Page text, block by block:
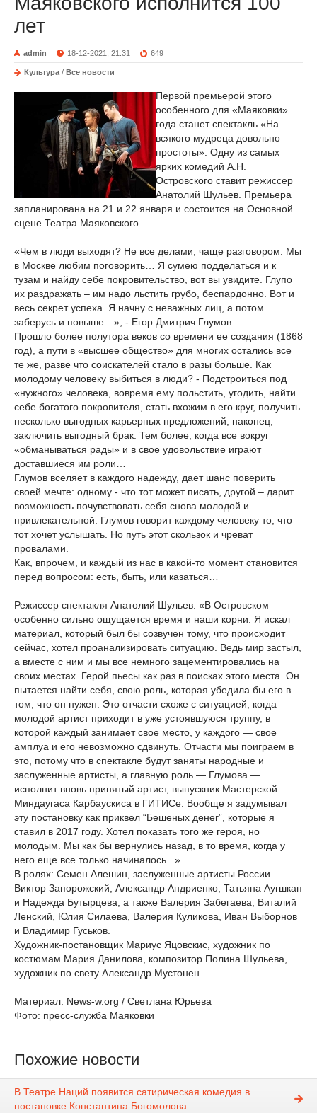
лет
admin 18-12-2021, 21:31 649
Культура / Все новости
Первой премьерой этого
особенного для «Маяковки»
года станет спектакль «На
всякого мудреца довольно
простоты». Одну из самых
ярких комедий А.Н.
Островского ставит режиссер
Анатолий Шульев. Премьера
запланирована на 21 и 22 января и состоится на Основной
сцене Театра Маяковского.
«Чем в люди выходят? Не все делами, чаще разговором. Мы
в Москве любим поговорить… Я сумею подделаться и к
тузам и найду себе покровительство, вот вы увидите. Глупо
их раздражать – им надо льстить грубо, беспардонно. Вот и
весь секрет успеха. Я начну с неважных лиц, а потом
заберусь и повыше…», - Егор Дмитрич Глумов.
Прошло более полутора веков со времени ее создания (1868
год), а пути в «высшее общество» для многих остались все
те же, разве что соискателей стало в разы больше. Как
молодому человеку выбиться в люди? - Подстроиться под
«нужного» человека, вовремя ему польстить, угодить, найти
себе богатого покровителя, стать вхожим в его круг, получить
несколько выгодных карьерных предложений, наконец,
заключить выгодный брак. Тем более, когда все вокруг
«обманываться рады» и в свое удовольствие играют
доставшиеся им роли…
Глумов вселяет в каждого надежду, дает шанс поверить
своей мечте: одному - что тот может писать, другой – дарит
возможность почувствовать себя снова молодой и
привлекательной. Глумов говорит каждому человеку то, что
тот хочет услышать. Но путь этот скользок и чреват
провалами.
Как, впрочем, и каждый из нас в какой-то момент становится
перед вопросом: есть, быть, или казаться…
Режиссер спектакля Анатолий Шульев: «В Островском
особенно сильно ощущается время и наши корни. Я искал
материал, который был бы созвучен тому, что происходит
сейчас, хотел проанализировать ситуацию. Ведь мир застыл,
а вместе с ним и мы все немного зацементировались на
своих местах. Герой пьесы как раз в поисках этого места. Он
пытается найти себя, свою роль, которая убедила бы его в
том, что он нужен. Это отчасти схоже с ситуацией, когда
молодой артист приходит в уже устоявшуюся труппу, в
которой каждый занимает свое место, у каждого — свое
амплуа и его невозможно сдвинуть. Отчасти мы поиграем в
это, потому что в спектакле будут заняты народные и
заслуженные артисты, а главную роль — Глумова —
исполнит вновь принятый артист, выпускник Мастерской
Миндаугаса Карбаускиса в ГИТИСе. Вообще я задумывал
эту постановку как приквел “Бешеных денег”, которые я
ставил в 2017 году. Хотел показать того же героя, но
молодым. Мы как бы вернулись назад, в то время, когда у
него еще все только начиналось...»
В ролях: Семен Алешин, заслуженные артисты России
Виктор Запорожский, Александр Андриенко, Татьяна Аугшкап
и Надежда Бутырцева, а также Валерия Забегаева, Виталий
Ленский, Юлия Силаева, Валерия Куликова, Иван Выборнов
и Владимир Гуськов.
Художник-постановщик Мариус Яцовскис, художник по
костюмам Мария Данилова, композитор Полина Шульева,
художник по свету Александр Мустонен.
Материал: News-w.org / Светлана Юрьева
Фото: пресс-служба Маяковки
Похожие новости
В Театре Наций появится сатирическая комедия в
постановке Константина Богомолова